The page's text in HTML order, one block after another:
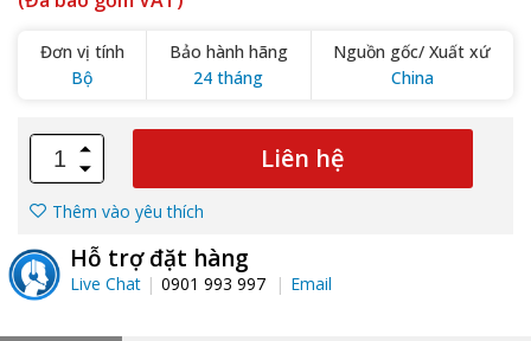
Đơn vị tính
Bộ
Bảo hành hãng
24 tháng
Nguồn gốc/ Xuất xứ
China
Liên hệ
Thêm vào yêu thích
Hỗ trợ đặt hàng
Live Chat 0901 993 997 Email